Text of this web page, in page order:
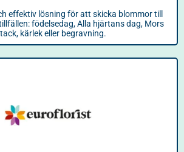
effektiv lösning för att skicka blommor till
födelsedag, Alla hjärtans dag, Mors
kärlek eller begravning.